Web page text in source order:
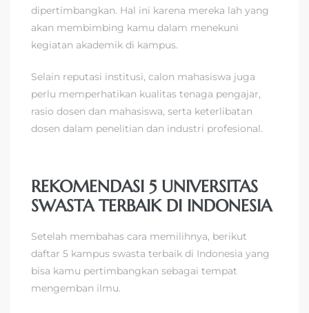
dipertimbangkan. Hal ini karena mereka lah yang
akan membimbing kamu dalam menekuni
kegiatan akademik di kampus.
Selain reputasi institusi, calon mahasiswa juga
perlu memperhatikan kualitas tenaga pengajar,
rasio dosen dan mahasiswa, serta keterlibatan
dosen dalam penelitian dan industri profesional.
REKOMENDASI 5 UNIVERSITAS
SWASTA TERBAIK DI INDONESIA
Setelah membahas cara memilihnya, berikut
daftar 5 kampus swasta terbaik di Indonesia yang
bisa kamu pertimbangkan sebagai tempat
mengemban ilmu.